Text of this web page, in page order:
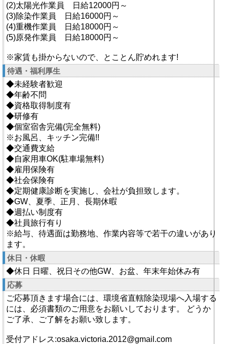
(2)太陽光作業員 日給12000円～
(3)除染作業員 日給16000円～
(4)重機作業員 日給18000円～
(5)原発作業員 日給18000円～
※家賃も掛からないので、とことん貯めれます!
待遇・福利厚生
◆未経験者歓迎
◆年齢不問
◆資格取得制度有
◆研修有
◆個室宿舎完備(完全無料)
※お風呂、キッチン完備!!
◆交通費支給
◆自家用車OK(駐車場無料)
◆雇用保険有
◆社会保険有
◆定期健康診断を実施し、会社が負担致します。
◆GW、夏季、正月、長期休暇
◆週払い制度有
◆社員旅行有り
※給与、待遇面は勤務地、作業内容等で若干の違いがあり
ます。
休日・休暇
◆休日 日曜、祝日その他GW、お盆、年末年始休み有
応募
ご応募頂きます場合には、環境省直轄除染現場へ入場する
には、必須書類のご用意をお願いしております。 どうか
ご了承、ご了解をお願い致します。
受付アドレス:osaka.victoria.2012@gmail.com